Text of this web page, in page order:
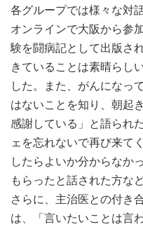
各グループでは様々な対
オンラインで大阪から参
験を闘病記として出版さ
きていることは素晴らし
した。また、がんになっ
はないことを知り、朝起
感謝している」と語られ
ェを忘れないで再び来て
したらよいか分からなか
もらったと話された方な
さらに、主治医との付き
は、「言いたいことは言